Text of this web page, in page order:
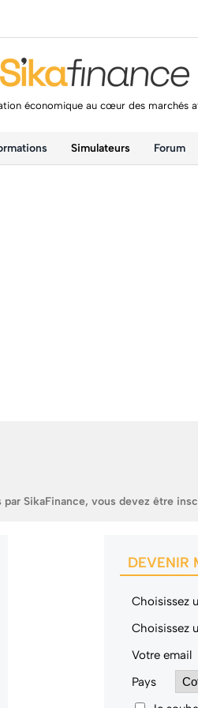
économique au cœur des marchés
Simulateurs Forum
SikaFinance, vous devez être
DEVENIR
Choisissez
Choisissez
Votre email
Pays